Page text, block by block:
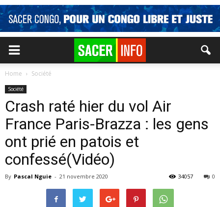
Home Société
Société
Crash raté hier du vol Air
France Paris-Brazza : les gens
ont prié en patois et
confessé(Vidéo)
By Pascal Nguie - 21 novembre 2020 0
34057